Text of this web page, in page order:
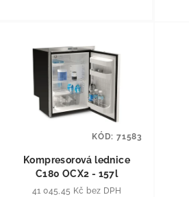
Kompresorová lednice
C180 OCX2 - 157l
41 045,45 Kč bez DPH
KÓD: 71583